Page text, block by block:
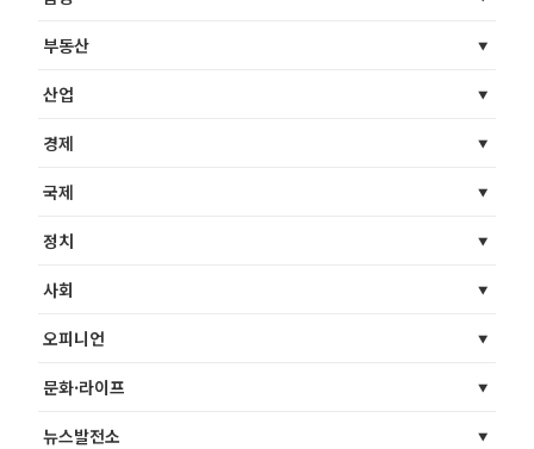
부동산
산업
경제
국제
정치
사회
오피니언
문화·라이프
뉴스발전소